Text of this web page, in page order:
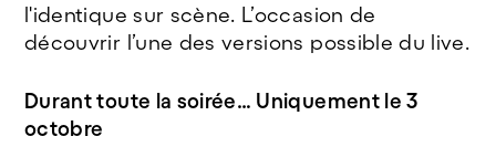
l'identique sur scène. L’occasion de
découvrir l’une des versions possible du live.
Durant toute la soirée… Uniquement le 3
octobre